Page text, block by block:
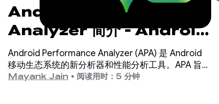
Android Performance
Analyzer 简介 - Android
分析的下一个发展方向
Android Performance Analyzer (APA) 是 Android
移动生态系统的新分析器和性能分析工具。APA 旨在
为任何需要让其应用或游戏运行得更好、更快的
Mayank Jain • 阅读用时：5 分钟